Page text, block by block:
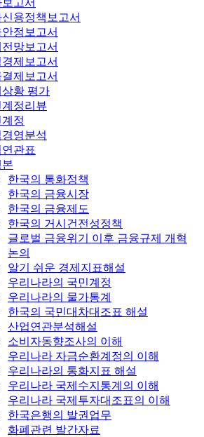
고서
용정책보고서
정보고서
망보고서
제보고서
제보고서
상황 평가
계정리뷰
정
영분석
관표
한국의 통화정책
한국의 금융시장
한국의 금융제도
한국의 거시건전성정책
글로벌 금융위기 이후 금융규제 개혁
논의
알기 쉬운 경제지표해설
우리나라의 국민계정
우리나라의 물가통계
한국의 국민대차대조표 해설
산업연관분석해설
소비자동향조사의 이해
우리나라 자금순환계정의 이해
우리나라의 통화지표 해설
우리나라 국제수지통계의 이해
우리나라 국제투자대조표의 이해
한국은행의 발권업무
화폐관련 발간자료